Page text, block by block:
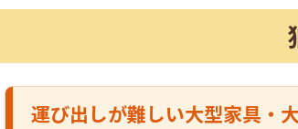
運び出しが難しい大型家具・